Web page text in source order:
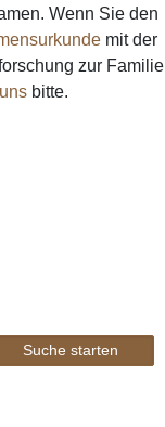
Wenn Sie den
mit der
zur Familie
bitte.